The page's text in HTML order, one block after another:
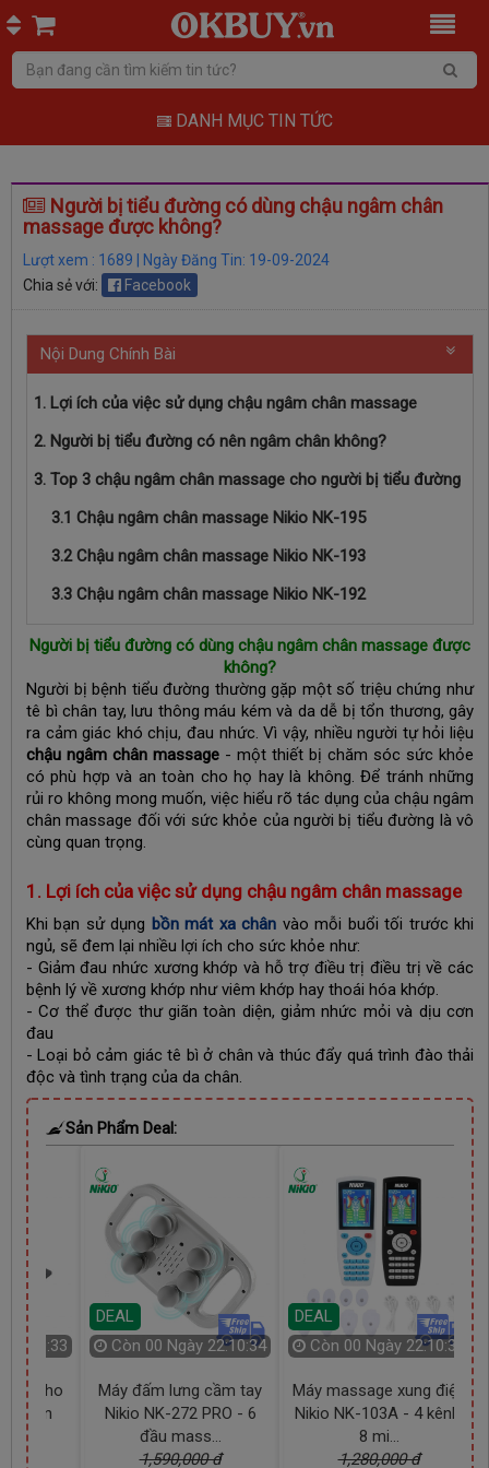
DANH MỤC TIN TỨC
Người bị tiểu đường có dùng chậu ngâm chân
massage được không?
Lượt xem : 1689 | Ngày Đăng Tin: 19-09-2024
Chia sẻ với:
Facebook
Nội Dung Chính Bài
1. Lợi ích của việc sử dụng chậu ngâm chân massage
2. Người bị tiểu đường có nên ngâm chân không?
3. Top 3 chậu ngâm chân massage cho người bị tiểu đường
3.1 Chậu ngâm chân massage Nikio NK-195
3.2 Chậu ngâm chân massage Nikio NK-193
3.3 Chậu ngâm chân massage Nikio NK-192
Người bị tiểu đường có dùng chậu ngâm chân massage được
không?
Người bị bệnh tiểu đường thường gặp một số triệu chứng như
tê bì chân tay, lưu thông máu kém và da dễ bị tổn thương, gây
ra cảm giác khó chịu, đau nhức. Vì vậy, nhiều người tự hỏi liệu
chậu ngâm chân massage - một thiết bị chăm sóc sức khỏe
có phù hợp và an toàn cho họ hay là không. Để tránh những
rủi ro không mong muốn, việc hiểu rõ tác dụng của chậu ngâm
chân massage đối với sức khỏe của người bị tiểu đường là vô
cùng quan trọng.
1. Lợi ích của việc sử dụng chậu ngâm chân massage
Khi bạn sử dụng bồn mát xa chân vào mỗi buổi tối trước khi
ngủ, sẽ đem lại nhiều lợi ích cho sức khỏe như:
- Giảm đau nhức xương khớp và hỗ trợ điều trị điều trị về các
bệnh lý về xương khớp như viêm khớp hay thoái hóa khớp.
- Cơ thể được thư giãn toàn diện, giảm nhức mỏi và dịu cơn
đau
- Loại bỏ cảm giác tê bì ở chân và thúc đẩy quá trình đào thải
độc và tình trạng của da chân.
Sản Phẩm Deal:
tay
- 6
DEAL
Còn00 Ngày 22:10:33
Máy massage xung điện
Nikio NK-103A - 4 kênh,
8 mi...
1,280,000 đ
DEAL
Còn25 Ngày 22:10:33
Máy massage nâng cơ
mặt, đẩy mụn cám, bụi
bẩn, đẩy...
1,090,000 đ